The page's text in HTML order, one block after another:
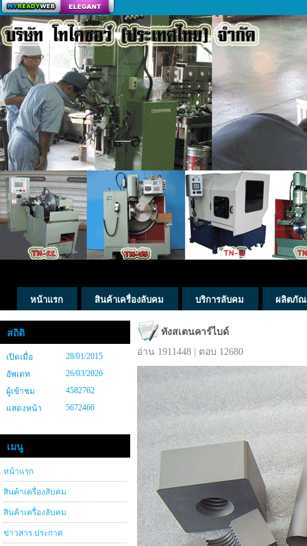
สร้างเว็บ
หน้าแรก สินค้าเครื่องลับคม บริการลับคม ผลิตภัณ
สถิติ
เปิดเมื่อ
28/01/2015
อัพเดท
26/03/2026
ผู้เข้าชม
4582762
แสดงหน้า
5672466
เมนู
หน้าแรก
สินค้าเครื่องลับคม
สินค้าเครื่องลับคม
ข่าวสาร ประกาศ
ทังสเตนคาร์ไบด์
อ่าน 1911448 | ตอบ 12680